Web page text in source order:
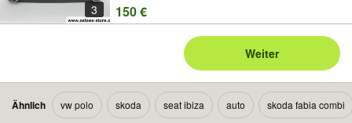
3 150 €
Weiter
Ähnlich vw polo skoda seat ibiza auto skoda fabia combi